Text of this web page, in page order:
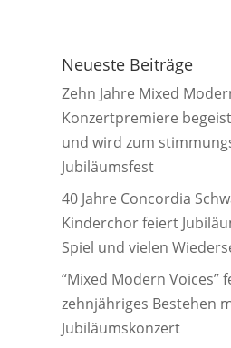
Neueste Beiträge
Zehn Jahre Mixed
Konzertpremiere
und wird zum
Jubiläumsfest
40 Jahre Concordia
Kinderchor feiert
Spiel und vielen
“Mixed Modern Voices”
zehnjähriges Bestehen
Jubiläumskonzert